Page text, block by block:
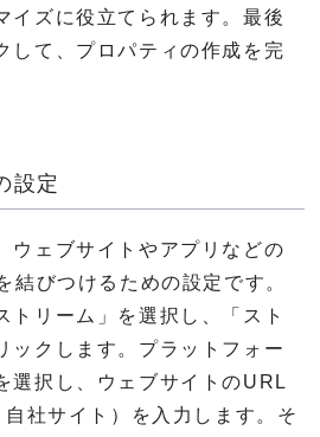
イズに役立てられます。最後
して、プロパティの作成を完
設定
ウェブサイトやアプリなどの
結びつけるための設定です。
トリーム」を選択し、「スト
ックします。プラットフォー
選択し、ウェブサイトのURL
社サイト）を入力します。そ